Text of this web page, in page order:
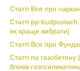
Статті Все про
Статті pp-
як краще вибрати)
Статті Все про
Статті по газобетону
блоків